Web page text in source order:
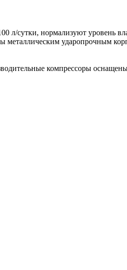
сутки, нормализуют уровень
металлическим ударопрочным
компрессоры